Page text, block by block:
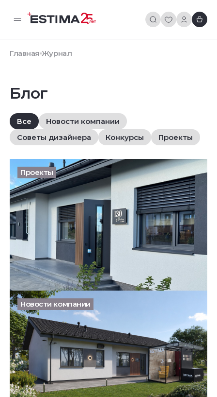
Главная Журнал
Блог
Все
Новости компании
Советы дизайнера
Конкурсы Проекты
Проекты
Продуманный загородный дом: проект БАУХАУС на
Open Village
24.07.2026
Новости компании